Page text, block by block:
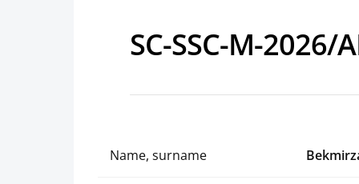
SC-SSC-M-2026/
Name, surname